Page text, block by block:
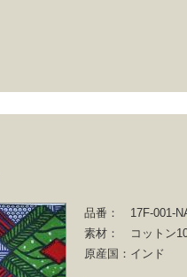
品番：
17F-001-
素材：
コットン
原産国： インド